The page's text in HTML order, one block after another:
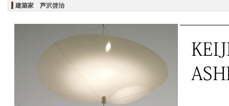
建築家 芦沢啓治